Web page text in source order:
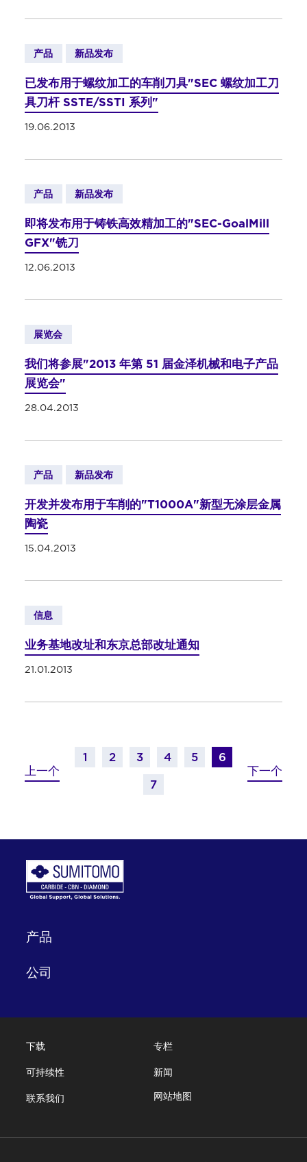
产品 新品发布
已发布用于螺纹加工的车削刀具"SEC 螺纹加工刀
具刀杆 SSTE/SSTI 系列"
19.06.2013
产品 新品发布
即将发布用于铸铁高效精加工的"SEC-GoalMill
GFX"铣刀
12.06.2013
展览会
我们将参展"2013 年第 51 届金泽机械和电子产品
展览会"
28.04.2013
产品 新品发布
开发并发布用于车削的"T1000A"新型无涂层金属
陶瓷
15.04.2013
信息
业务基地改址和东京总部改址通知
21.01.2013
上一个
1 2 3 4 5
6
7
下一个
产品
公司
下载
可持续性
联系我们
专栏
新闻
网站地图